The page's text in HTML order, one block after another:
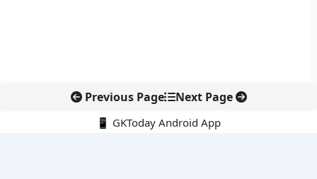
Previous Page Next Page
📱 GKToday Android App